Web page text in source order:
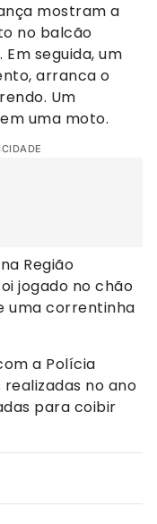
mostram a
no balcão
seguida, um
arranca o
Um
uma moto.
Região
jogado no chão
uma correntinha
a Polícia
no ano
para coibir